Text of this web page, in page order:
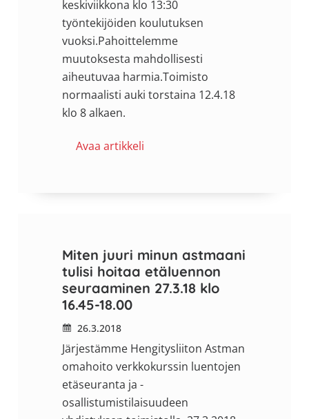
keskiviikkona klo 13:30
työntekijöiden koulutuksen
vuoksi.Pahoittelemme
muutoksesta mahdollisesti
aiheutuvaa harmia.Toimisto
normaalisti auki torstaina 12.4.18
klo 8 alkaen.
Avaa artikkeli
Miten juuri minun astmaani
tulisi hoitaa etäluennon
seuraaminen 27.3.18 klo
16.45-18.00
26.3.2018
Järjestämme Hengitysliiton Astman
omahoito verkkokurssin luentojen
etäseuranta ja -
osallistumistilaisuudeen